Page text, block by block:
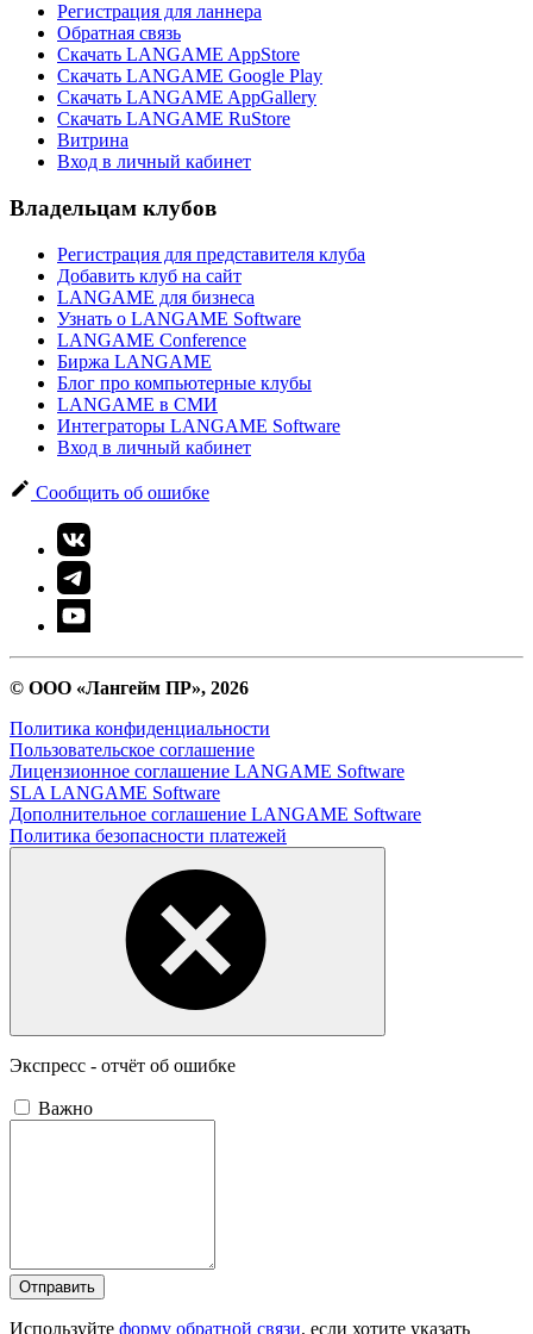
Регистрация для ланнера
Обратная связь
Скачать LANGAME AppStore
Скачать LANGAME Google Play
Скачать LANGAME AppGallery
Скачать LANGAME RuStore
Витрина
Вход в личный кабинет
Владельцам клубов
Регистрация для представителя клуба
Добавить клуб на сайт
LANGAME для бизнеса
Узнать о LANGAME Software
LANGAME Conference
Биржа LANGAME
Блог про компьютерные клубы
LANGAME в СМИ
Интеграторы LANGAME Software
Вход в личный кабинет
Сообщить об ошибке
© ООО «Лангейм ПР», 2026
Политика конфиденциальности
Пользовательское соглашение
Лицензионное соглашение LANGAME Software
SLA LANGAME Software
Дополнительное соглашение LANGAME Software
Политика безопасности платежей
Экспресс - отчёт об ошибке
Важно
Отправить
Используйте форму обратной связи, если хотите указать